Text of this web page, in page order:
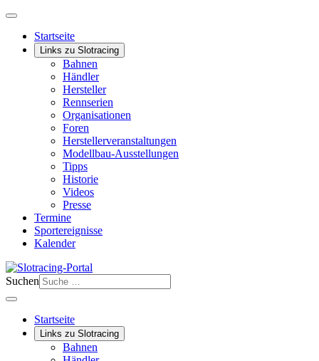
Startseite
Links zu Slotracing
Bahnen
Händler
Hersteller
Rennserien
Organisationen
Foren
Herstellerveranstaltungen
Modellbau-Ausstellungen
Tipps
Historie
Videos
Presse
Termine
Sportereignisse
Kalender
Suchen
Startseite
Links zu Slotracing
Bahnen